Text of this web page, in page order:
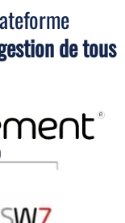
de tous